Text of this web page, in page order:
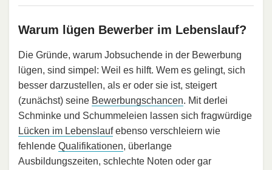
Warum lügen Bewerber im Lebenslauf?
Die Gründe, warum Jobsuchende in der Bewerbung
lügen, sind simpel: Weil es hilft. Wem es gelingt, sich
besser darzustellen, als er oder sie ist, steigert
(zunächst) seine Bewerbungschancen. Mit derlei
Schminke und Schummeleien lassen sich fragwürdige
Lücken im Lebenslaufebenso verschleiern wie
fehlende Qualifikationen, überlange
Ausbildungszeiten, schlechte Noten oder gar